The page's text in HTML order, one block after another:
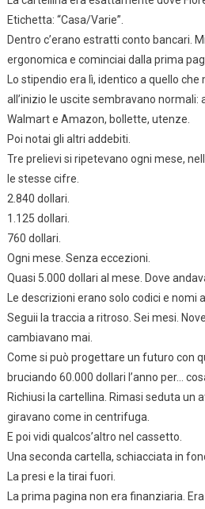
Etichetta: “Casa/Varie”.
Dentro c’erano estratti conto bancari.
ergonomica e cominciai dalla prima
Lo stipendio era lì, identico a quello che
all’inizio le uscite sembravano normali:
Walmart e Amazon, bollette, utenze.
Poi notai gli altri addebiti.
Tre prelievi si ripetevano ogni mese,
le stesse cifre.
2.840 dollari.
1.125 dollari.
760 dollari.
Ogni mese. Senza eccezioni.
Quasi 5.000 dollari al mese. Dove
Le descrizioni erano solo codici e nomi
Seguii la traccia a ritroso. Sei mesi.
cambiavano mai.
Come si può progettare un futuro con
bruciando 60.000 dollari l’anno per…
Richiusi la cartellina. Rimasi seduta un
giravano come in centrifuga.
E poi vidi qualcos’altro nel cassetto.
Una seconda cartella, schiacciata in
La presi e la tirai fuori.
La prima pagina non era finanziaria.